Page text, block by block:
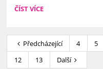
1.A
S
DDM
-
KRMÍTKO
ČÍST VÍCE
Předcházející 4 5
12
13 Další